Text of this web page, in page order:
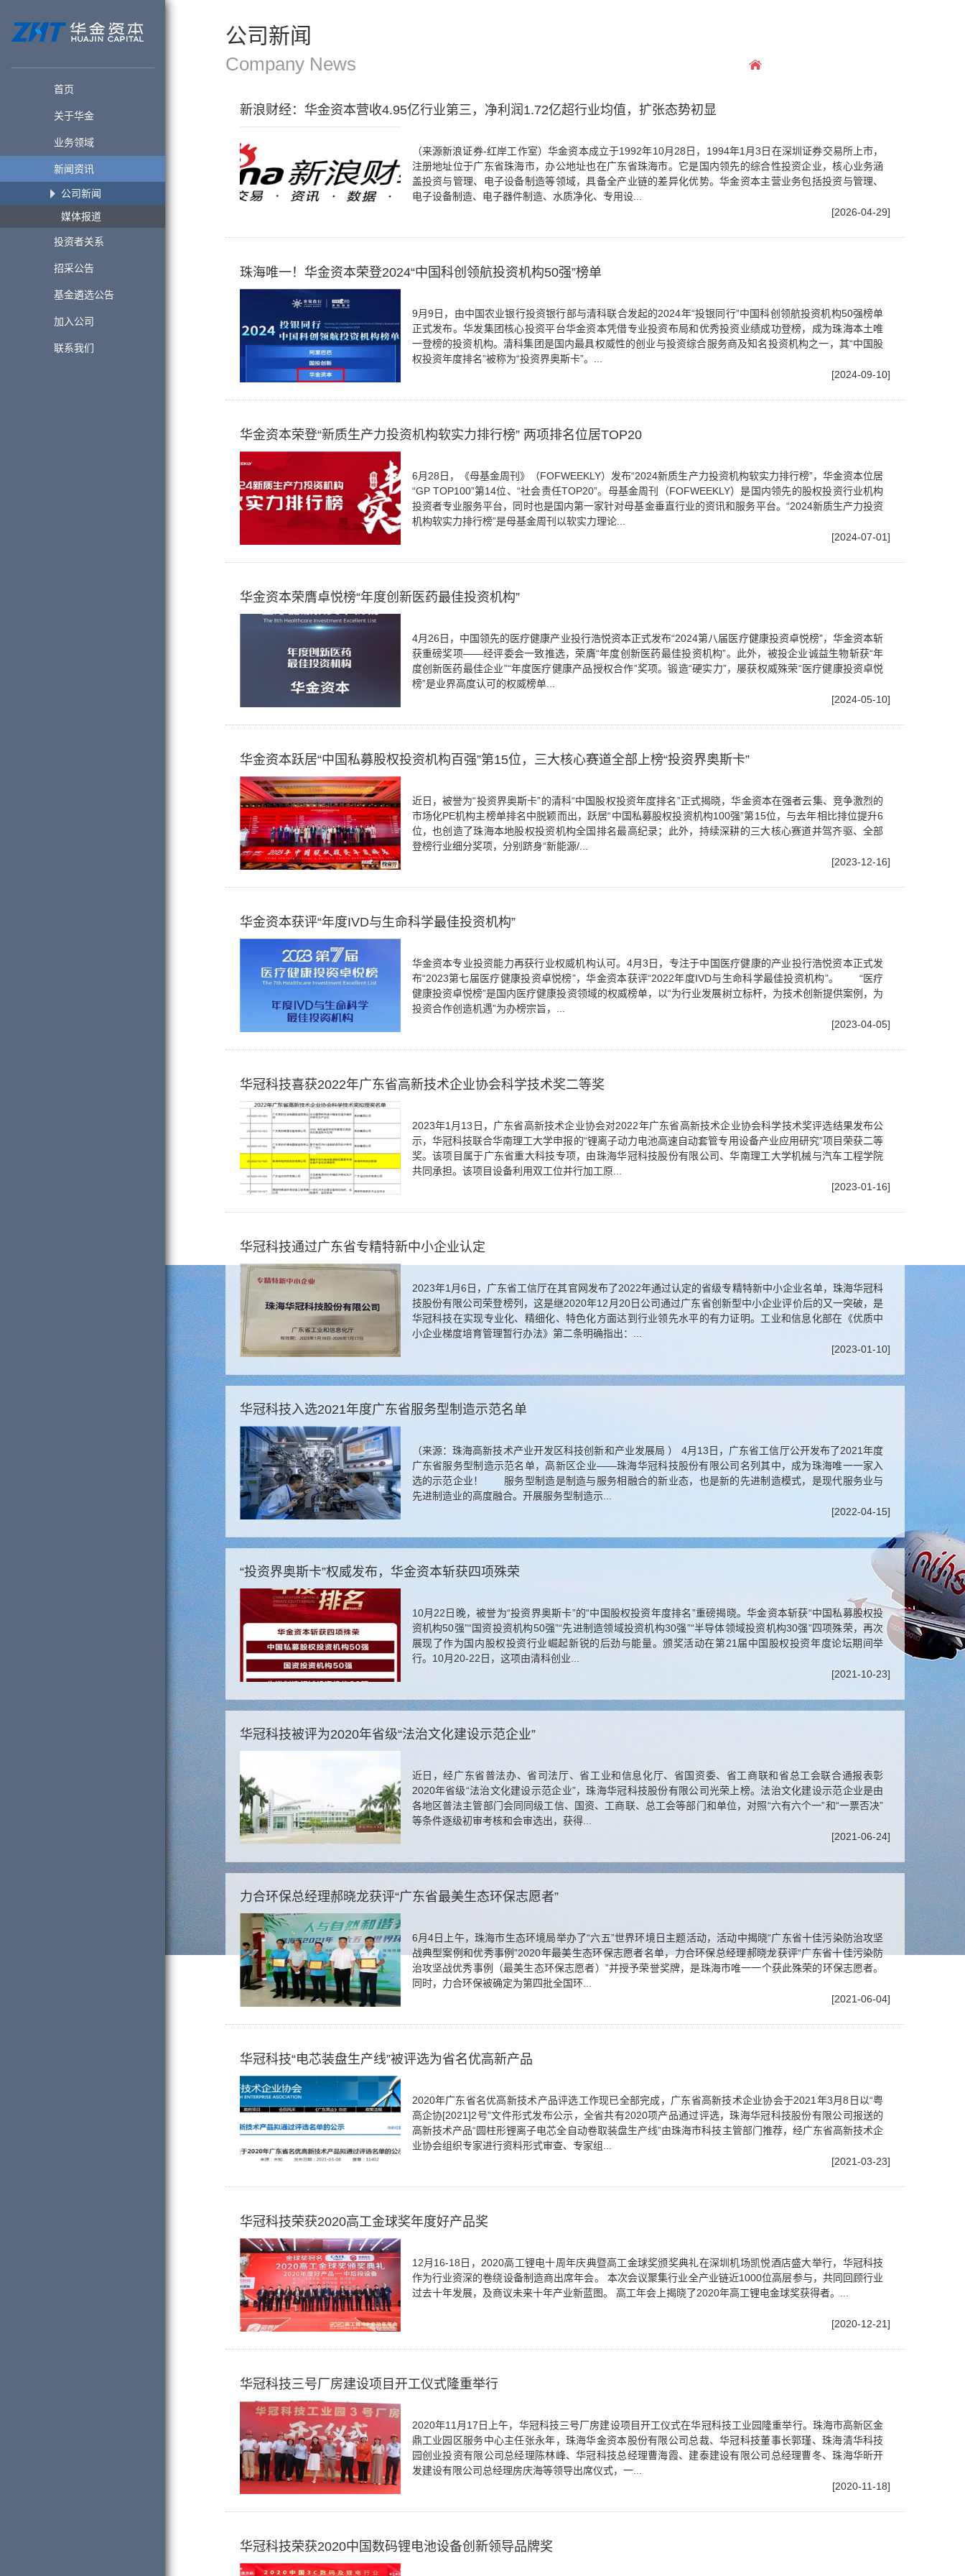
首页
关于华金
业务领域
新闻资讯
公司新闻
媒体报道
投资者关系
招采公告
基金遴选公告
加入公司
联系我们
公司新闻
Company News
新浪财经：华金资本营收4.95亿行业第三，净利润1.72亿超行业均值，扩张态势初显
（来源新浪证券-红岸工作室）华金资本成立于1992年10月28日，1994年1月3日在深圳证券交易所上市，
注册地址位于广东省珠海市，办公地址也在广东省珠海市。它是国内领先的综合性投资企业，核心业务涵
盖投资与管理、电子设备制造等领域，具备全产业链的差异化优势。华金资本主营业务包括投资与管理、
电子设备制造、电子器件制造、水质净化、专用设...
[2026-04-29]
珠海唯一！华金资本荣登2024“中国科创领航投资机构50强”榜单
9月9日，由中国农业银行投资银行部与清科联合发起的2024年“投银同行”中国科创领航投资机构50强榜单
正式发布。华发集团核心投资平台华金资本凭借专业投资布局和优秀投资业绩成功登榜，成为珠海本土唯
一登榜的投资机构。清科集团是国内最具权威性的创业与投资综合服务商及知名投资机构之一，其“中国股
权投资年度排名”被称为“投资界奥斯卡”。...
[2024-09-10]
华金资本荣登“新质生产力投资机构软实力排行榜” 两项排名位居TOP20
6月28日，《母基金周刊》（FOFWEEKLY）发布“2024新质生产力投资机构软实力排行榜”，华金资本位居
“GP TOP100”第14位、“社会责任TOP20”。母基金周刊（FOFWEEKLY）是国内领先的股权投资行业机构
投资者专业服务平台，同时也是国内第一家针对母基金垂直行业的资讯和服务平台。“2024新质生产力投资
机构软实力排行榜”是母基金周刊以软实力理论...
[2024-07-01]
华金资本荣膺卓悦榜“年度创新医药最佳投资机构”
4月26日，中国领先的医疗健康产业投行浩悦资本正式发布“2024第八届医疗健康投资卓悦榜”，华金资本斩
获重磅奖项——经评委会一致推选，荣膺“年度创新医药最佳投资机构”。此外，被投企业诚益生物斩获“年
度创新医药最佳企业”“年度医疗健康产品授权合作”奖项。锻造“硬实力”，屡获权威殊荣“医疗健康投资卓悦
榜”是业界高度认可的权威榜单...
[2024-05-10]
华金资本跃居“中国私募股权投资机构百强”第15位，三大核心赛道全部上榜“投资界奥斯卡”
近日，被誉为“投资界奥斯卡”的清科“中国股权投资年度排名”正式揭晓，华金资本在强者云集、竞争激烈的
市场化PE机构主榜单排名中脱颖而出，跃居“中国私募股权投资机构100强”第15位，与去年相比排位提升6
位，也创造了珠海本地股权投资机构全国排名最高纪录；此外，持续深耕的三大核心赛道并驾齐驱、全部
登榜行业细分奖项，分别跻身“新能源/...
[2023-12-16]
华金资本获评“年度IVD与生命科学最佳投资机构”
华金资本专业投资能力再获行业权威机构认可。4月3日，专注于中国医疗健康的产业投行浩悦资本正式发
布“2023第七届医疗健康投资卓悦榜”，华金资本获评“2022年度IVD与生命科学最佳投资机构”。 “医疗
健康投资卓悦榜”是国内医疗健康投资领域的权威榜单，以“为行业发展树立标杆，为技术创新提供案例，为
投资合作创造机遇”为办榜宗旨，...
[2023-04-05]
华冠科技喜获2022年广东省高新技术企业协会科学技术奖二等奖
2023年1月13日，广东省高新技术企业协会对2022年广东省高新技术企业协会科学技术奖评选结果发布公
示，华冠科技联合华南理工大学申报的“锂离子动力电池高速自动套管专用设备产业应用研究”项目荣获二等
奖。该项目属于广东省重大科技专项，由珠海华冠科技股份有限公司、华南理工大学机械与汽车工程学院
共同承担。该项目设备利用双工位并行加工原...
[2023-01-16]
华冠科技通过广东省专精特新中小企业认定
2023年1月6日，广东省工信厅在其官网发布了2022年通过认定的省级专精特新中小企业名单，珠海华冠科
技股份有限公司荣登榜列，这是继2020年12月20日公司通过广东省创新型中小企业评价后的又一突破，是
华冠科技在实现专业化、精细化、特色化方面达到行业领先水平的有力证明。工业和信息化部在《优质中
小企业梯度培育管理暂行办法》第二条明确指出：...
[2023-01-10]
华冠科技入选2021年度广东省服务型制造示范名单
（来源：珠海高新技术产业开发区科技创新和产业发展局 ） 4月13日，广东省工信厅公开发布了2021年度
广东省服务型制造示范名单，高新区企业——珠海华冠科技股份有限公司名列其中，成为珠海唯一一家入
选的示范企业！ 服务型制造是制造与服务相融合的新业态，也是新的先进制造模式，是现代服务业与
先进制造业的高度融合。开展服务型制造示...
[2022-04-15]
“投资界奥斯卡”权威发布，华金资本斩获四项殊荣
10月22日晚，被誉为“投资界奥斯卡”的“中国股权投资年度排名”重磅揭晓。华金资本斩获“中国私募股权投
资机构50强”“国资投资机构50强”“先进制造领域投资机构30强”“半导体领域投资机构30强”四项殊荣，再次
展现了作为国内股权投资行业崛起新锐的后劲与能量。颁奖活动在第21届中国股权投资年度论坛期间举
行。10月20-22日，这项由清科创业...
[2021-10-23]
华冠科技被评为2020年省级“法治文化建设示范企业”
近日，经广东省普法办、省司法厅、省工业和信息化厅、省国资委、省工商联和省总工会联合通报表彰
2020年省级“法治文化建设示范企业”，珠海华冠科技股份有限公司光荣上榜。法治文化建设示范企业是由
各地区普法主管部门会同同级工信、国资、工商联、总工会等部门和单位，对照“六有六个一”和“一票否决”
等条件逐级初审考核和会审选出，获得...
[2021-06-24]
力合环保总经理郝晓龙获评“广东省最美生态环保志愿者”
6月4日上午，珠海市生态环境局举办了“六五”世界环境日主题活动，活动中揭晓“广东省十佳污染防治攻坚
战典型案例和优秀事例”2020年最美生态环保志愿者名单，力合环保总经理郝晓龙获评“广东省十佳污染防
治攻坚战优秀事例（最美生态环保志愿者）”并授予荣誉奖牌，是珠海市唯一一个获此殊荣的环保志愿者。
同时，力合环保被确定为第四批全国环...
[2021-06-04]
华冠科技“电芯装盘生产线”被评选为省名优高新产品
2020年广东省名优高新技术产品评选工作现已全部完成，广东省高新技术企业协会于2021年3月8日以“粤
高企协[2021]2号”文件形式发布公示，全省共有2020项产品通过评选，珠海华冠科技股份有限公司报送的
高新技术产品“圆柱形锂离子电芯全自动卷取装盘生产线”由珠海市科技主管部门推荐，经广东省高新技术企
业协会组织专家进行资料形式审查、专家组...
[2021-03-23]
华冠科技荣获2020高工金球奖年度好产品奖
12月16-18日，2020高工锂电十周年庆典暨高工金球奖颁奖典礼在深圳机场凯悦酒店盛大举行，华冠科技
作为行业资深的卷绕设备制造商出席年会。 本次会议聚集行业全产业链近1000位高层参与，共同回顾行业
过去十年发展，及商议未来十年产业新蓝图。 高工年会上揭晓了2020年高工锂电金球奖获得者。...
[2020-12-21]
华冠科技三号厂房建设项目开工仪式隆重举行
2020年11月17日上午，华冠科技三号厂房建设项目开工仪式在华冠科技工业园隆重举行。珠海市高新区金
鼎工业园区服务中心主任张永年，珠海华金资本股份有限公司总裁、华冠科技董事长郭瑾、珠海清华科技
园创业投资有限公司总经理陈林峰、华冠科技总经理曹海霞、建泰建设有限公司总经理曹冬、珠海华昕开
发建设有限公司总经理房庆海等领导出席仪式，一...
[2020-11-18]
华冠科技荣获2020中国数码锂电池设备创新领导品牌奖